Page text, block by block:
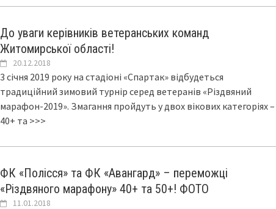
До уваги керівників ветеранських команд
Житомирської області!
20.12.2018
3 січня 2019 року на стадіоні «Спартак» відбудеться
традиційний зимовий турнір серед ветеранів «Різдвяний
марафон-2019». Змагання пройдуть у двох вікових категоріях –
40+ та >>>
ФК «Полісся» та ФК «Авангард» – переможці
«Різдвяного марафону» 40+ та 50+! ФОТО
11.01.2018